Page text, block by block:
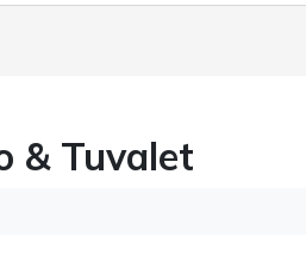
& Tuvalet